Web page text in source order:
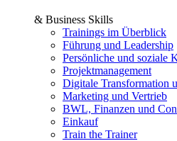
& Business Skills
Trainings im Überblick
Führung und Leadership
Persönliche und soziale
Projektmanagement
Digitale Transformation
Marketing und Vertrieb
BWL, Finanzen und
Einkauf
Train the Trainer